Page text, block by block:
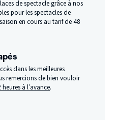
de spectacle grâce à nos
pour les spectacles de
en cours au tarif de 48
dans les meilleures
remercions de bien vouloir
heures à l’avance.